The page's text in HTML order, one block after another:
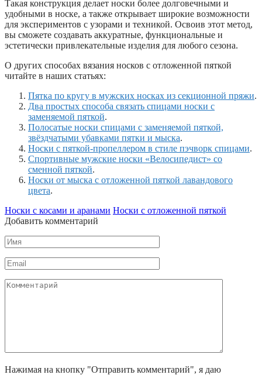
Такая конструкция делает носки более долговечными и
удобными в носке, а также открывает широкие возможности
для экспериментов с узорами и техникой. Освоив этот метод,
вы сможете создавать аккуратные, функциональные и
эстетически привлекательные изделия для любого сезона.
О других способах вязания носков с отложенной пяткой
читайте в наших статьях:
Пятка по кругу в мужских носках из секционной пряжи.
Два простых способа связать спицами носки с
заменяемой пяткой.
Полосатые носки спицами с заменяемой пяткой,
звёздчатыми убавками пятки и мыска.
Носки с пяткой-пропеллером в стиле пэчворк спицами.
Спортивные мужские носки «Велосипедист» со
сменной пяткой.
Носки от мыска с отложенной пяткой лавандового
цвета.
Носки с косами и аранами Носки с отложенной пяткой
Добавить комментарий
Имя
*
Email
*
Комментарий
Нажимая на кнопку "Отправить комментарий", я даю